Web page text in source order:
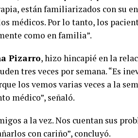
están familiarizados con su
médicos. Por lo tanto, los
como en familia”.
Pizarro, hizo hincapié en la
tres veces por semana. “Es
los vemos varias veces a la
médico”, señaló.
a la vez. Nos cuentan sus
con cariño”, concluyó.